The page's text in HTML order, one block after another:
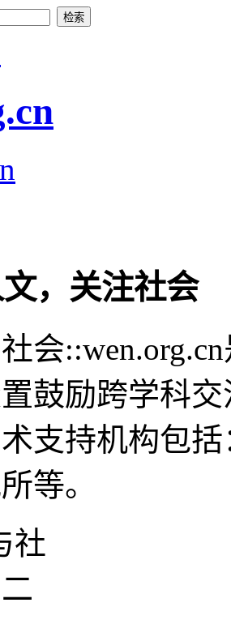
，关注社会
会
鼓励跨学科
支持机构包
等。